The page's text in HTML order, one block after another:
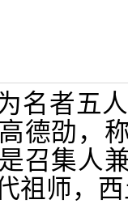
名者五
德劭，
召集人
祖师，